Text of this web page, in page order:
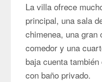
La villa ofrece
principal, una sala
chimenea, una gran
comedor y una
baja cuenta
con baño privado.